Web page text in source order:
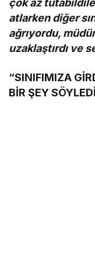
atlarken diğer
ağrıyordu,
uzaklaştırdı ve
“SINIFIMIZA
BİR ŞEY